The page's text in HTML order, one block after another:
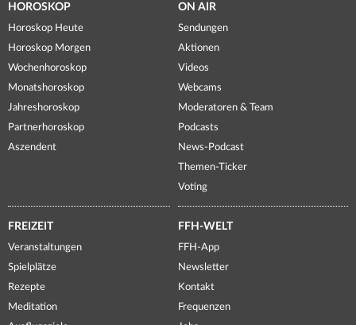
HOROSKOP
Horoskop Heute
Horoskop Morgen
Wochenhoroskop
Monatshoroskop
Jahreshoroskop
Partnerhoroskop
Aszendent
ON AIR
Sendungen
Aktionen
Videos
Webcams
Moderatoren & Team
Podcasts
News-Podcast
Themen-Ticker
Voting
FREIZEIT
Veranstaltungen
Spielplätze
Rezepte
Meditation
FFH-WELT
FFH-App
Newsletter
Kontakt
Frequenzen